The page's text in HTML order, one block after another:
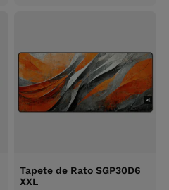
Tapete de Rato SGP30D6
XXL